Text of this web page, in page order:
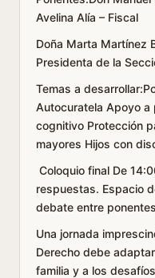
Avelina Alía – Fiscal
Doña Marta Martínez
Presidenta de la
Temas a
Autocuratela Apoyo a
cognitivo Protección
mayores Hijos con
Coloquio final De
respuestas. Espacio
debate entre
Una jornada
Derecho debe
familia y a los